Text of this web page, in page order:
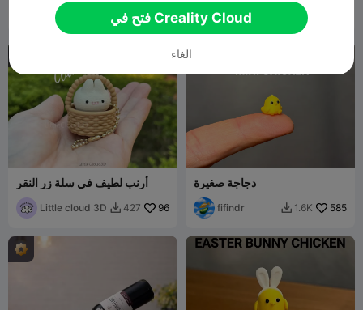
Hansens Kid
Ranch
4.5K 560 Tinker Link 791
أرنب لطيف في سلة زر النقر
Little cloud 3D  427 96
دجاجة صغيرة
fifindr  1.6K 585
فتح في Creality Cloud
الغاء